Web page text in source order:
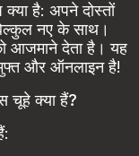
है: अपने दोस्तों
नए के साथ।
आजमाने देता है। यह
और ऑनलाइन है!
चूहे क्या हैं?